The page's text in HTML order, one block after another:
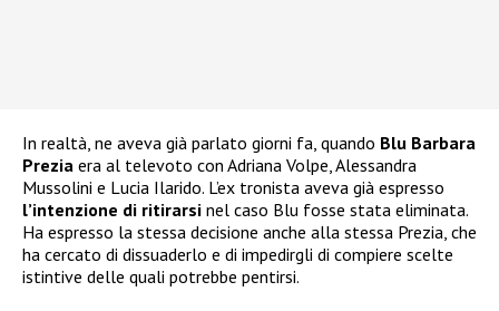
In realtà, ne aveva già parlato giorni fa, quando Blu Barbara
Prezia era al televoto con Adriana Volpe, Alessandra
Mussolini e Lucia Ilarido. L’ex tronista aveva già espresso
l’intenzione di ritirarsi nel caso Blu fosse stata eliminata.
Ha espresso la stessa decisione anche alla stessa Prezia, che
ha cercato di dissuaderlo e di impedirgli di compiere scelte
istintive delle quali potrebbe pentirsi.